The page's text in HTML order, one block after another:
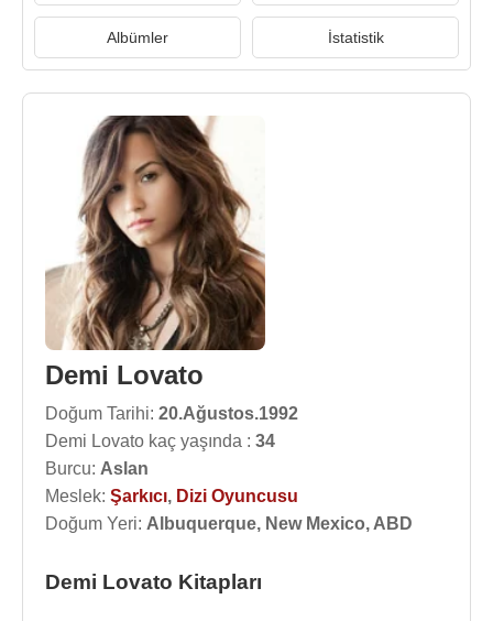
Albümler İstatistik
Demi Lovato
Doğum Tarihi: 20.Ağustos.1992
Demi Lovato kaç yaşında : 34
Burcu: Aslan
Meslek: Şarkıcı, Dizi Oyuncusu
Doğum Yeri: Albuquerque, New Mexico, ABD
Demi Lovato Kitapları